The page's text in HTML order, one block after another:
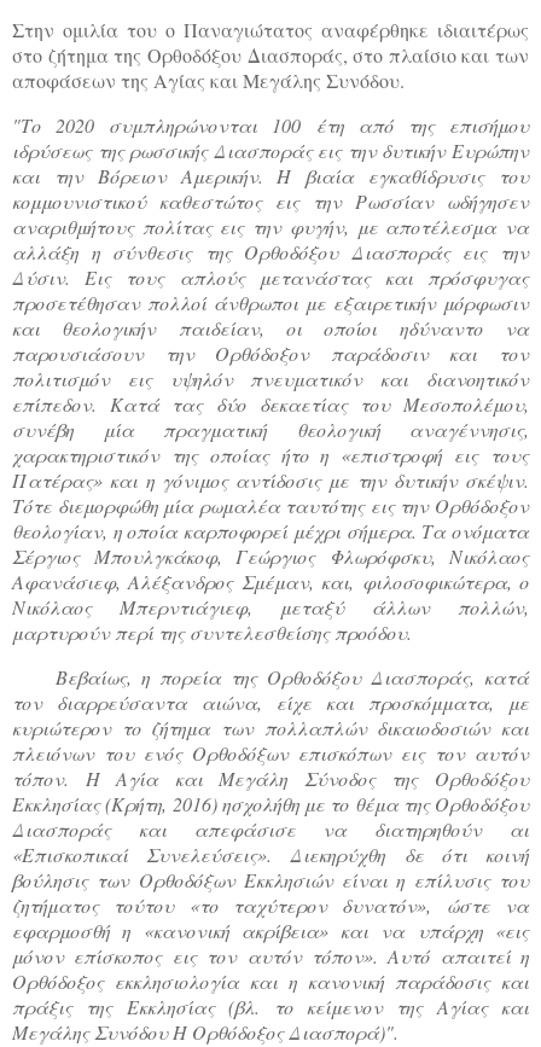
Στην ομιλία του ο Παναγιώτατος αναφέρθηκε ιδιαιτέρως
στο ζήτημα της Ορθοδόξου Διασποράς, στο πλαίσιο και των
αποφάσεων της Αγίας και Μεγάλης Συνόδου.
"Το 2020 συμπληρώνονται 100 έτη από της επισήμου
ιδρύσεως της ρωσσικής Διασποράς εις την δυτικήν Ευρώπην
και την Βόρειον Αμερικήν. Η βιαία εγκαθίδρυσις του
κομμουνιστικού καθεστώτος εις την Ρωσσίαν ωδήγησεν
αναριθμήτους πολίτας εις την φυγήν, με αποτέλεσμα να
αλλάξη η σύνθεσις της Ορθοδόξου Διασποράς εις την
Δύσιν. Εις τους απλούς μετανάστας και πρόσφυγας
προσετέθησαν πολλοί άνθρωποι με εξαιρετικήν μόρφωσιν
και θεολογικήν παιδείαν, οι οποίοι ηδύναντο να
παρουσιάσουν την Ορθόδοξον παράδοσιν και τον
πολιτισμόν εις υψηλόν πνευματικόν και διανοητικόν
επίπεδον. Κατά τας δύο δεκαετίας του Μεσοπολέμου,
συνέβη μία πραγματική θεολογική αναγέννησις,
χαρακτηριστικόν της οποίας ήτο η «επιστροφή εις τους
Πατέρας» και η γόνιμος αντίδοσις με την δυτικήν σκέψιν.
Τότε διεμορφώθη μία ρωμαλέα ταυτότης εις την Ορθόδοξον
θεολογίαν, η οποία καρποφορεί μέχρι σήμερα. Τα ονόματα
Σέργιος Μπουλγκάκοφ, Γεώργιος Φλωρόφσκυ, Νικόλαος
Αφανάσιεφ, Αλέξανδρος Σμέμαν, και, φιλοσοφικώτερα, ο
Νικόλαος Μπερντιάγιεφ, μεταξύ άλλων πολλών,
μαρτυρούν περί της συντελεσθείσης προόδου.
Βεβαίως, η πορεία της Ορθοδόξου Διασποράς, κατά
τον διαρρεύσαντα αιώνα, είχε και προσκόμματα, με
κυριώτερον το ζήτημα των πολλαπλών δικαιοδοσιών και
πλειόνων του ενός Ορθοδόξων επισκόπων εις τον αυτόν
τόπον. Η Αγία και Μεγάλη Σύνοδος της Ορθοδόξου
Εκκλησίας (Κρήτη, 2016) ησχολήθη με το θέμα της Ορθοδόξου
Διασποράς και απεφάσισε να διατηρηθούν αι
«Επισκοπικαί Συνελεύσεις». Διεκηρύχθη δε ότι κοινή
βούλησις των Ορθοδόξων Εκκλησιών είναι η επίλυσις του
ζητήματος τούτου «το ταχύτερον δυνατόν», ώστε να
εφαρμοσθή η «κανονική ακρίβεια» και να υπάρχη «εις
μόνον επίσκοπος εις τον αυτόν τόπον». Αυτό απαιτεί η
Ορθόδοξος εκκλησιολογία και η κανονική παράδοσις και
πράξις της Εκκλησίας (βλ. το κείμενον της Αγίας και
Μεγάλης Συνόδου Η Ορθόδοξος Διασπορά)".